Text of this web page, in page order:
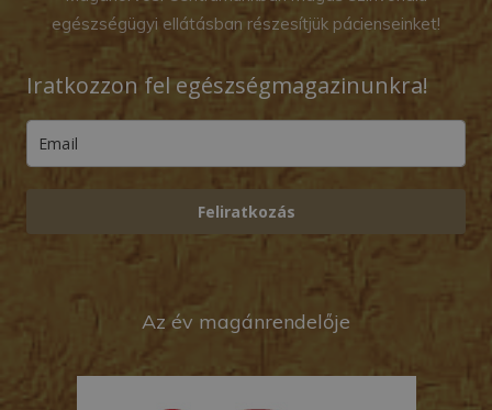
egészségügyi ellátásban részesítjük pácienseinket!
Iratkozzon fel egészségmagazinunkra!
Feliratkozás
Az év magánrendelője